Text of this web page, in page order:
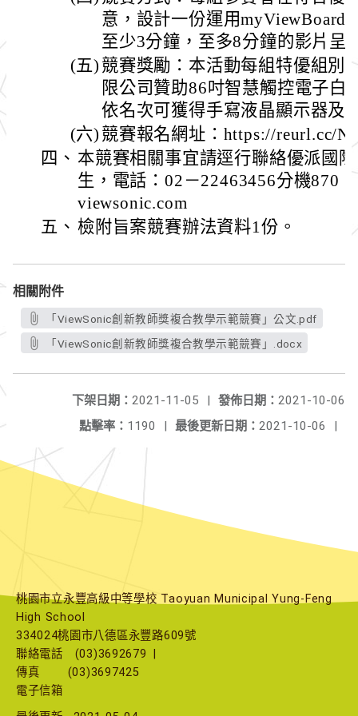
意，設計一份運用myViewBoard
至少3分鐘，至多8分鐘的影片呈
(五) 競賽獎勵：本活動每組特優組別
限公司贊助86吋智慧觸控電子白
依名次可獲得手寫液晶顯示器及
(六) 競賽報名網址：https://reurl.cc/
四、 本競賽相關事宜請逕行聯絡優派國
生，電話：02－22463456分機870
viewsonic.com
五、 檢附旨案競賽辦法資料1份。
相關附件
「ViewSonic創新教師獎複合教學示範競賽」公文.pdf
「ViewSonic創新教師獎複合教學示範競賽」.docx
發佈日期： 2021-10-06
下架日期： 2021-11-05
|
最後更新日期： 2021-10-06 |
點擊率： 1190 |
桃園市立永豐高級中等學校 Taoyuan Municipal Yung-Feng
High School
334024桃園市八德區永豐路609號
聯絡電話
(03)3692679
傳真
(03)3697425
電子信箱